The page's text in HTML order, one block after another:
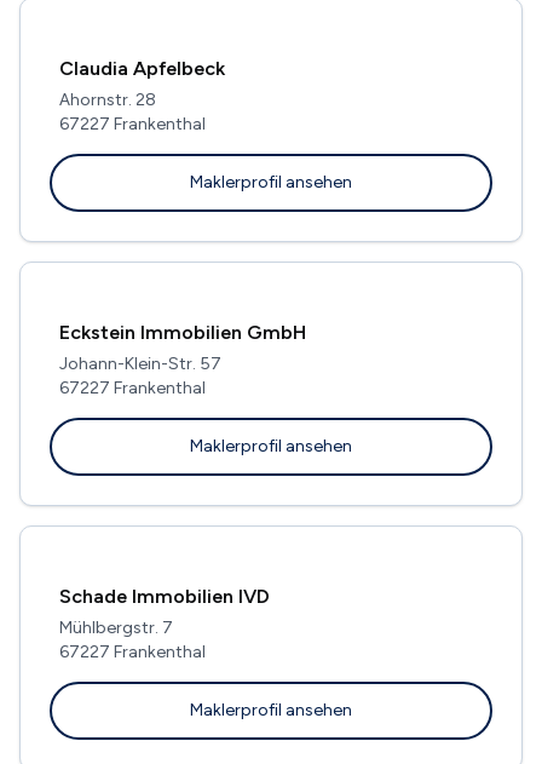
Claudia Apfelbeck
Ahornstr. 28
67227 Frankenthal
Maklerprofil ansehen
Eckstein Immobilien GmbH
Johann-Klein-Str. 57
67227 Frankenthal
Maklerprofil ansehen
Schade Immobilien IVD
Mühlbergstr. 7
67227 Frankenthal
Maklerprofil ansehen